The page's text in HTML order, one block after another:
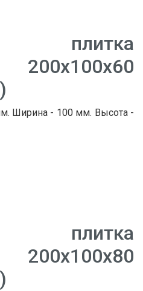
плитка
Ширина - 100 мм. Высота -
плитка